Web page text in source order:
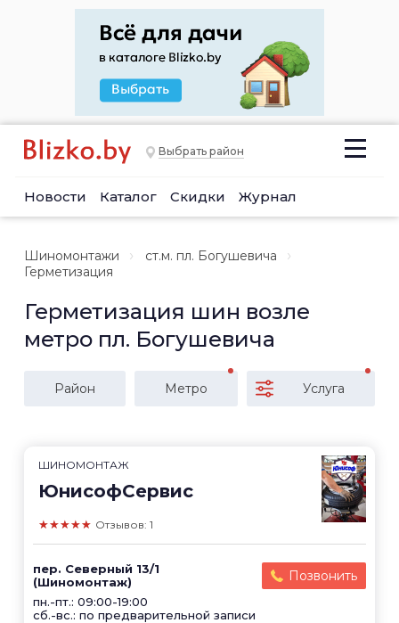
Выбрать район
Новости Каталог Скидки Журнал
Шиномонтажи
ст.м. пл. Богушевича
Герметизация
Герметизация шин возле
метро пл. Богушевича
Район Метро Услуга
ШИНОМОНТАЖ
ЮнисофСервис
★★★★★ Отзывов: 1
пер. Северный 13/1
(Шиномонтаж)
пн.-пт.: 09:00-19:00
сб.-вс.: по предварительной записи
Позвонить